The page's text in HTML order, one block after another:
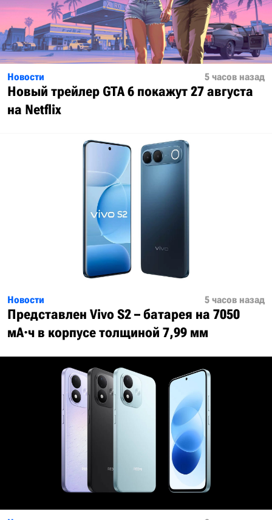
Новости 5 часов назад
Новый трейлер GTA 6 покажут 27 августа
на Netflix
Новости 5 часов назад
Представлен Vivo S2 – батарея на 7050
мА·ч в корпусе толщиной 7,99 мм